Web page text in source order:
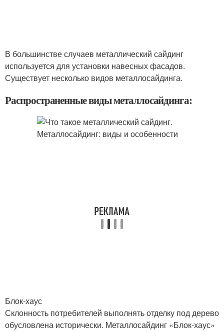
В большинстве случаев металлический сайдинг
используется для установки навесных фасадов.
Существует несколько видов металлосайдинга.
Распространенные виды металлосайдинга:
Блок-хаус
Склонность потребителей выполнять отделку под дерево
обусловлена исторически. Металлосайдинг «Блок-хаус»